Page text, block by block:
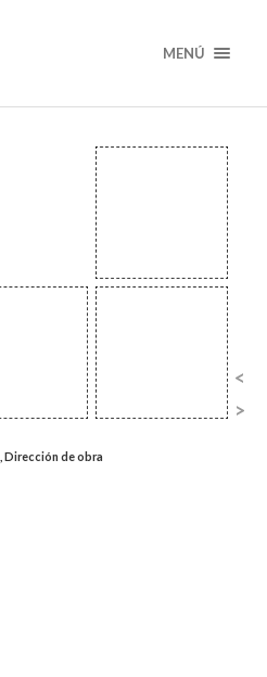
MENÚ
Dirección de obra
<
>